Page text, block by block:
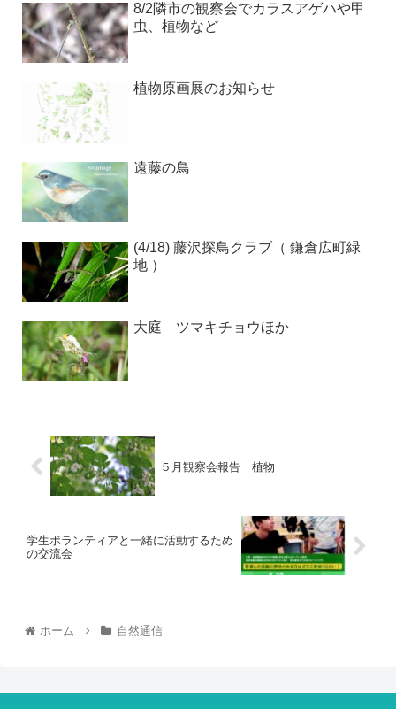
8/2隣市の観察会でカラスアゲハや甲
虫、植物など
植物原画展のお知らせ
遠藤の鳥
(4/18) 藤沢探鳥クラブ（ 鎌倉広町緑
地 ）
大庭 ツマキチョウほか
５月観察会報告 植物
学生ボランティアと一緒に活動するため
の交流会
ホーム 自然通信